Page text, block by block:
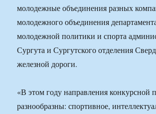
молодежные объединения разных
молодежного объединения
молодежной политики и спорта
Сургута и Сургутского отделения
железной дороги.
«В этом году направления конкурсной
разнообразны: спортивное,